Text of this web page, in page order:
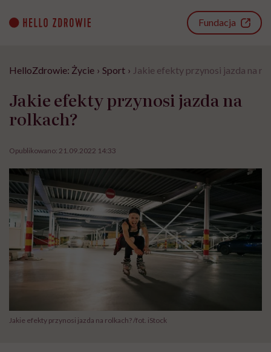
content
Fundacja
HelloZdrowie: Życie › Sport › Jakie efekty przynosi jazda na
Jakie efekty przynosi jazda na
rolkach?
Opublikowano: 21.09.2022 14:33
Jakie efekty przynosi jazda na rolkach? /fot. iStock